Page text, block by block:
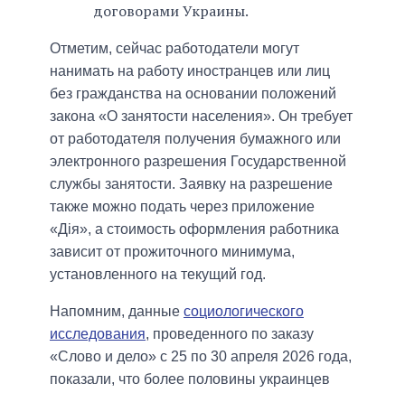
договорами Украины.
Отметим, сейчас работодатели могут
нанимать на работу иностранцев или лиц
без гражданства на основании положений
закона «О занятости населения». Он требует
от работодателя получения бумажного или
электронного разрешения Государственной
службы занятости. Заявку на разрешение
также можно подать через приложение
«Дія», а стоимость оформления работника
зависит от прожиточного минимума,
установленного на текущий год.
Напомним, данные социологического
исследования, проведенного по заказу
«Слово и дело» с 25 по 30 апреля 2026 года,
показали, что более половины украинцев